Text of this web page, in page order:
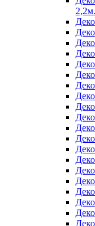
2,2м.